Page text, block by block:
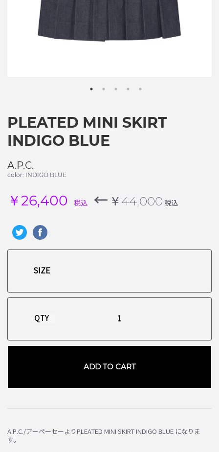
PLEATED MINI SKIRT
INDIGO BLUE
A.P.C.
color: INDIGO BLUE
￥26,400 税込 ← ￥44,000 税込
QTY
ADD TO CART
A.P.C./アーペーセーよりPLEATED MINI SKIRT INDIGO BLUE になりま
す。